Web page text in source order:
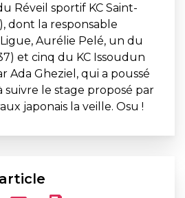
Réveil sportif KC Saint-
dont la responsable
Aurélie Pelé, un du
et cinq du KC Issoudun
Ada Gheziel, qui a poussé
suivre le stage proposé par
japonais la veille. Osu !